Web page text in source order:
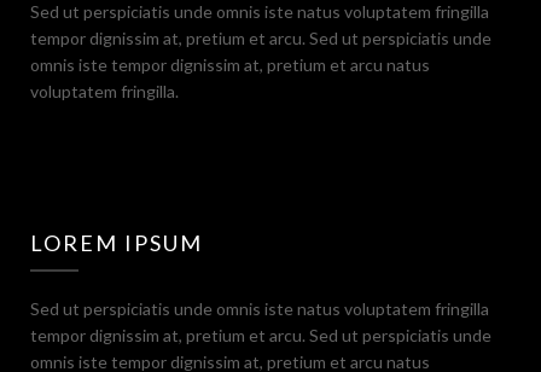
Sed ut perspiciatis unde omnis iste natus voluptatem fringilla
tempor dignissim at, pretium et arcu. Sed ut perspiciatis unde
omnis iste tempor dignissim at, pretium et arcu natus
voluptatem fringilla.
LOREM IPSUM
Sed ut perspiciatis unde omnis iste natus voluptatem fringilla
tempor dignissim at, pretium et arcu. Sed ut perspiciatis unde
omnis iste tempor dignissim at, pretium et arcu natus